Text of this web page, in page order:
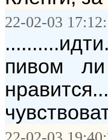
22-02-03
пивом